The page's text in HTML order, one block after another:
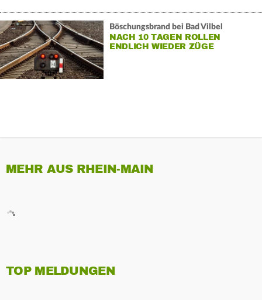
Böschungsbrand bei Bad Vilbel
NACH 10 TAGEN ROLLEN
ENDLICH WIEDER ZÜGE
MEHR AUS RHEIN-MAIN
TOP MELDUNGEN